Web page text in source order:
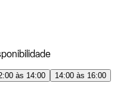
às 14:00
14:00 às 16:00